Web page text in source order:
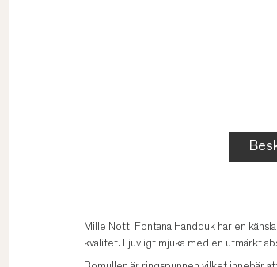
Mille Notti Fontana Handduk har en
kvalitet. Ljuvligt mjuka med en utmärkt